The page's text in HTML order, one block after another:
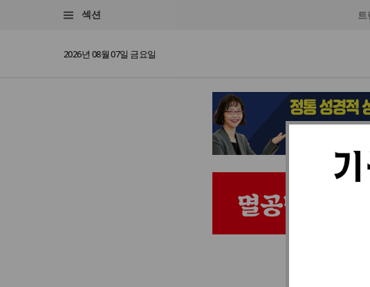
섹션 트
2026년 08월 07일 금요일